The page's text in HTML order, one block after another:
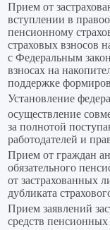
Прием от
вступлении в
пенсионному
страховых взносов
с Федеральным
взносах на
поддержке
Установление
осуществление
за полнотой
работодателей и
Прием от граждан
обязательного
от застрахованных
дубликата
Прием заявлений
средств